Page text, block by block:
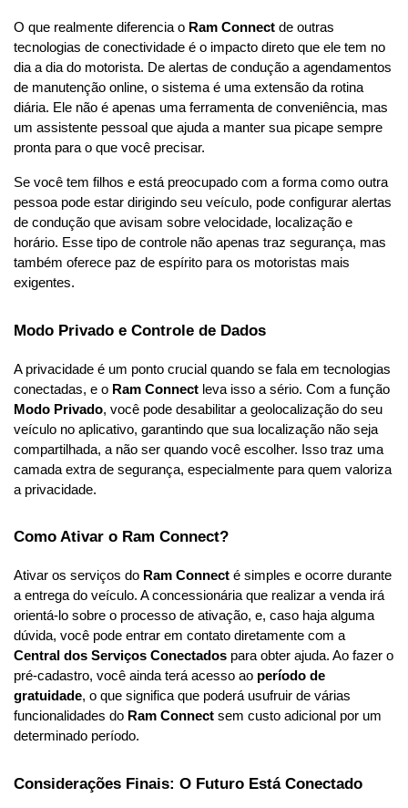
O que realmente diferencia o Ram Connect de outras
tecnologias de conectividade é o impacto direto que ele tem no
dia a dia do motorista. De alertas de condução a agendamentos
de manutenção online, o sistema é uma extensão da rotina
diária. Ele não é apenas uma ferramenta de conveniência, mas
um assistente pessoal que ajuda a manter sua picape sempre
pronta para o que você precisar.
Se você tem filhos e está preocupado com a forma como outra
pessoa pode estar dirigindo seu veículo, pode configurar alertas
de condução que avisam sobre velocidade, localização e
horário. Esse tipo de controle não apenas traz segurança, mas
também oferece paz de espírito para os motoristas mais
exigentes.
Modo Privado e Controle de Dados
A privacidade é um ponto crucial quando se fala em tecnologias
conectadas, e o Ram Connect
Modo Privado, você pode desabilitar a geolocalização do seu
veículo no aplicativo, garantindo que sua localização não seja
compartilhada, a não ser quando você escolher. Isso traz uma
camada extra de segurança, especialmente para quem valoriza
a privacidade.
Como Ativar o Ram Connect?
Ativar os serviços do Ram Connect é simples e ocorre durante
a entrega do veículo. A concessionária que realizar a venda irá
orientá-lo sobre o processo de ativação, e, caso haja alguma
dúvida, você pode entrar em contato diretamente com a
Central dos Serviços Conectados para obter ajuda. Ao fazer o
pré-cadastro, você ainda terá acesso ao período de
gratuidade, o que significa que poderá usufruir de várias
funcionalidades do Ram Connect sem custo adicional por um
determinado período.
Considerações Finais: O Futuro Está Conectado